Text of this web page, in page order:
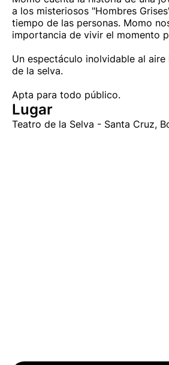
a los misteriosos "Hombres
tiempo de las personas. Momo
importancia de vivir el momento
Un espectáculo inolvidable al
de la selva.
Apta para todo público.
Lugar
Teatro de la Selva - Santa Cruz,